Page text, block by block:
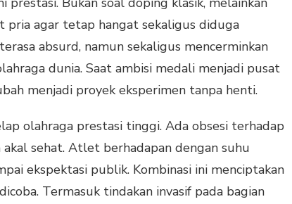
agar tetap hangat sekaligus diduga
absurd, namun sekaligus mencerminkan
dunia. Saat ambisi medali menjadi pusat
menjadi proyek eksperimen tanpa henti.
olahraga prestasi tinggi. Ada obsesi terhadap
sehat. Atlet berhadapan dengan suhu
ekspektasi publik. Kombinasi ini menciptakan
Termasuk tindakan invasif pada bagian